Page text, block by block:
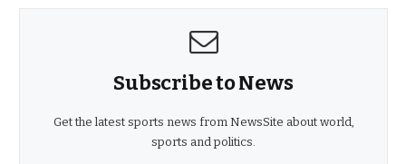
Subscribe to News
Get the latest sports news from NewsSite about world,
sports and politics.